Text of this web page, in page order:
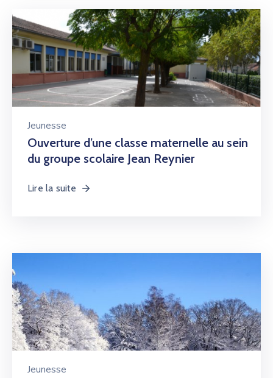
Jeunesse
Ouverture d’une classe maternelle au sein
du groupe scolaire Jean Reynier
Lire la suite
Jeunesse